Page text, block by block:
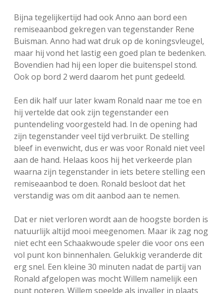
Bijna tegelijkertijd had ook Anno aan bord een
remiseaanbod gekregen van tegenstander Rene
Buisman. Anno had wat druk op de koningsvleugel,
maar hij vond het lastig een goed plan te bedenken.
Bovendien had hij een loper die buitenspel stond.
Ook op bord 2 werd daarom het punt gedeeld.
Een dik half uur later kwam Ronald naar me toe en
hij vertelde dat ook zijn tegenstander een
puntendeling voorgesteld had. In de opening had
zijn tegenstander veel tijd verbruikt. De stelling
bleef in evenwicht, dus er was voor Ronald niet veel
aan de hand. Helaas koos hij het verkeerde plan
waarna zijn tegenstander in iets betere stelling een
remiseaanbod te doen. Ronald besloot dat het
verstandig was om dit aanbod aan te nemen.
Dat er niet verloren wordt aan de hoogste borden is
natuurlijk altijd mooi meegenomen. Maar ik zag nog
niet echt een Schaakwoude speler die voor ons een
vol punt kon binnenhalen. Gelukkig veranderde dit
erg snel. Een kleine 30 minuten nadat de partij van
Ronald afgelopen was mocht Willem namelijk een
punt noteren. Willem speelde als invaller in plaats